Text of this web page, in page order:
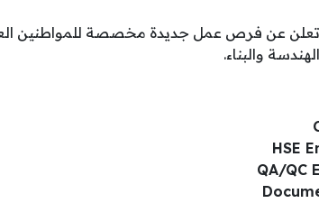
عن فرص عمل جديدة مخصصة للمواطنين
والبناء.